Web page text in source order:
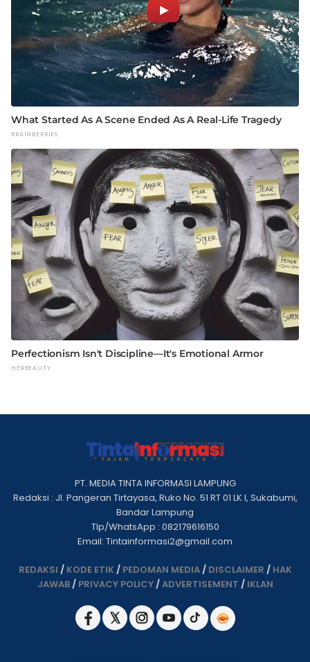
PT. MEDIA TINTA INFORMASI LAMPUNG
Redaksi : Jl. Pangeran Tirtayasa, Ruko No. 51 RT 01 LK I, Sukabumi,
Bandar Lampung
Tlp/WhatsApp : 082179616150
Email: Tintainformasi2@gmail.com
REDAKSI / KODE ETIK / PEDOMAN MEDIA/ DISCLAIMER / HAK
JAWAB/ PRIVACY POLICY/ADVERTISEMENT / IKLAN